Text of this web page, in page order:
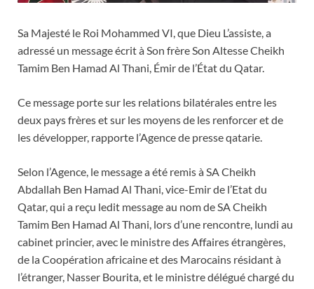
Sa Majesté le Roi Mohammed VI, que Dieu L’assiste, a
adressé un message écrit à Son frère Son Altesse Cheikh
Tamim Ben Hamad Al Thani, Émir de l’État du Qatar.
Ce message porte sur les relations bilatérales entre les
deux pays frères et sur les moyens de les renforcer et de
les développer, rapporte l’Agence de presse qatarie.
Selon l’Agence, le message a été remis à SA Cheikh
Abdallah Ben Hamad Al Thani, vice-Emir de l’Etat du
Qatar, qui a reçu ledit message au nom de SA Cheikh
Tamim Ben Hamad Al Thani, lors d’une rencontre, lundi au
cabinet princier, avec le ministre des Affaires étrangères,
de la Coopération africaine et des Marocains résidant à
l’étranger, Nasser Bourita, et le ministre délégué chargé du